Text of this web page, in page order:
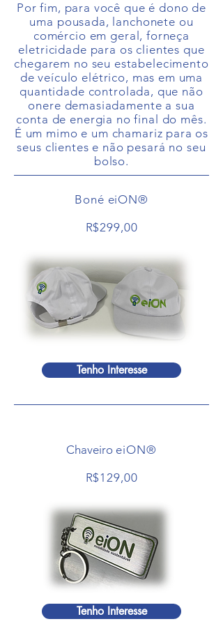
Por fim, para você que é dono de
uma pousada, lanchonete ou
comércio em geral, forneça
eletricidade para os clientes que
chegarem no seu estabelecimento
de veículo elétrico, mas em uma
quantidade controlada, que não
onere demasiadamente a sua
conta de energia no final do mês.
É um mimo e um chamariz para os
seus clientes e não pesará no seu
bolso.
Boné eiON®
R$299,00
Tenho Interesse
Chaveiro eiON®
R$129,00
Tenho Interesse